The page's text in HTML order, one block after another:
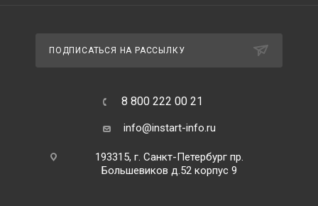
ПОДПИСАТЬСЯ НА РАССЫЛКУ
8 800 222 00 21
info@instart-info.ru
193315, г. Санкт-Петербург пр.
Большевиков д.52 корпус 9